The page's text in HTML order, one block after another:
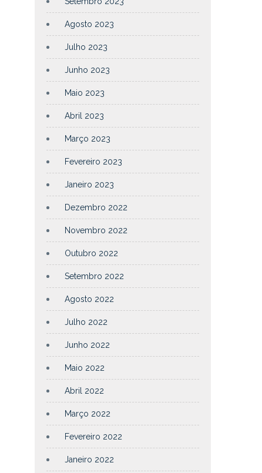
Agosto 2023
Julho 2023
Junho 2023
Maio 2023
Abril 2023
Março 2023
Fevereiro 2023
Janeiro 2023
Dezembro 2022
Novembro 2022
Outubro 2022
Setembro 2022
Agosto 2022
Julho 2022
Junho 2022
Maio 2022
Abril 2022
Março 2022
Fevereiro 2022
Janeiro 2022